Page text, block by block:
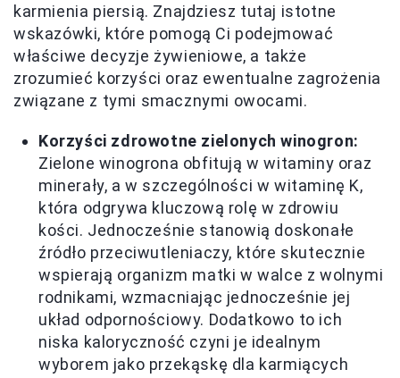
karmienia piersią. Znajdziesz tutaj istotne
wskazówki, które pomogą Ci podejmować
właściwe decyzje żywieniowe, a także
zrozumieć korzyści oraz ewentualne zagrożenia
związane z tymi smacznymi owocami.
Korzyści zdrowotne zielonych winogron:
Zielone winogrona obfitują w witaminy oraz
minerały, a w szczególności w witaminę K,
która odgrywa kluczową rolę w zdrowiu
kości. Jednocześnie stanowią doskonałe
źródło przeciwutleniaczy, które skutecznie
wspierają organizm matki w walce z wolnymi
rodnikami, wzmacniając jednocześnie jej
układ odpornościowy. Dodatkowo to ich
niska kaloryczność czyni je idealnym
wyborem jako przekąskę dla karmiących